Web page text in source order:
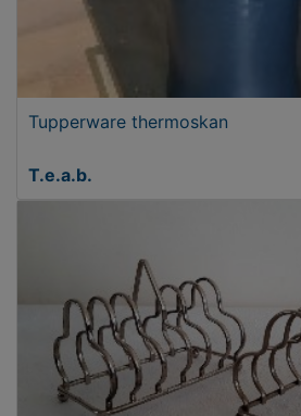
Tupperware thermoskan
T.e.a.b.